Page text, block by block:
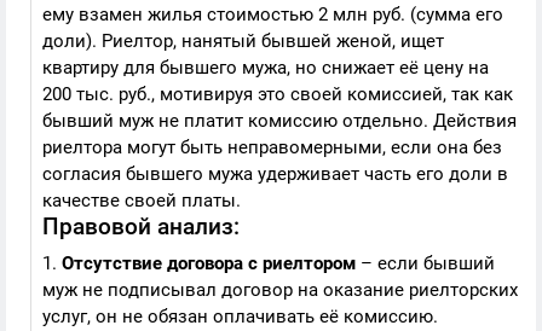
ему взамен жилья стоимостью 2 млн руб. (сумма его
доли). Риелтор, нанятый бывшей женой, ищет
квартиру для бывшего мужа, но снижает её цену на
200 тыс. руб., мотивируя это своей комиссией, так как
бывший муж не платит комиссию отдельно. Действия
риелтора могут быть неправомерными, если она без
согласия бывшего мужа удерживает часть его доли в
качестве своей платы.
Правовой анализ:
1. Отсутствие договора с риелтором – если бывший
муж не подписывал договор на оказание риелторских
услуг, он не обязан оплачивать её комиссию.